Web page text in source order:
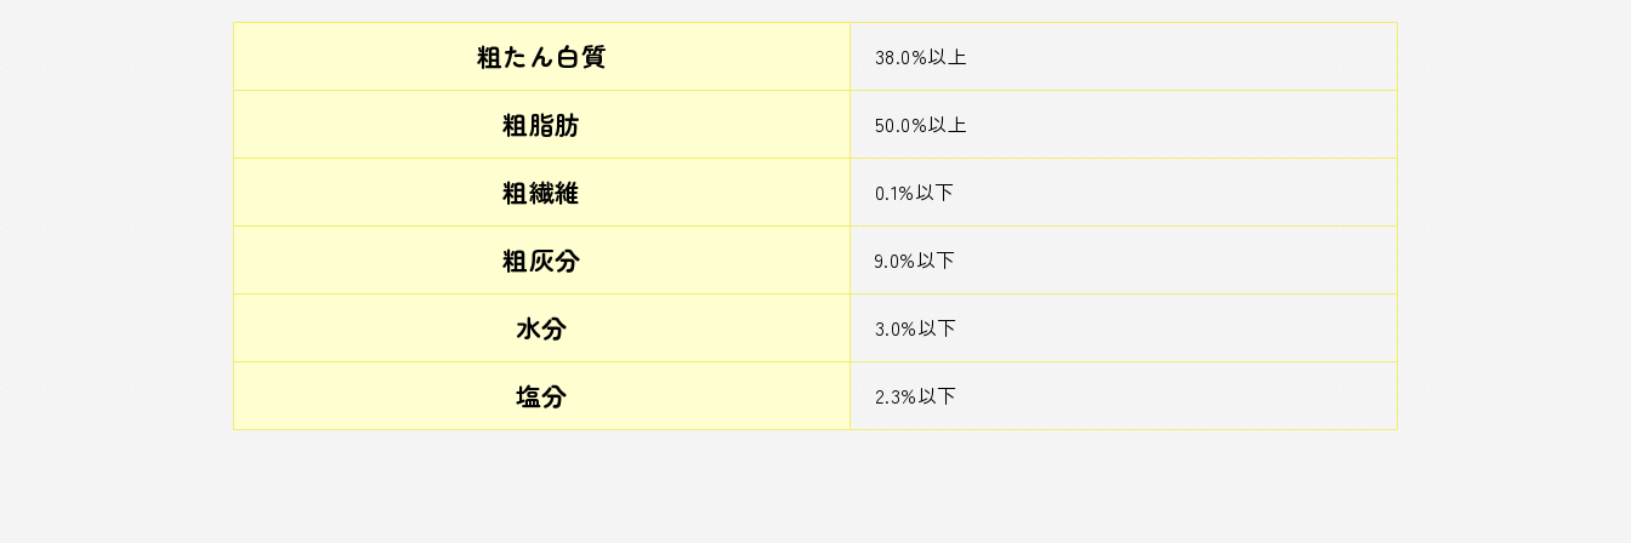
粗たん白質 38.0%以上
粗脂肪 50.0%以上
粗繊維 0.1%以下
粗灰分 9.0%以下
水分 3.0%以下
塩分 2.3%以下